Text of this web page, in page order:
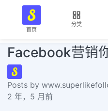
首页
分类
Facebook营销
Posts by
2 年，5 月前